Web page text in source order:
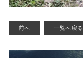
前へ 一覧へ戻る